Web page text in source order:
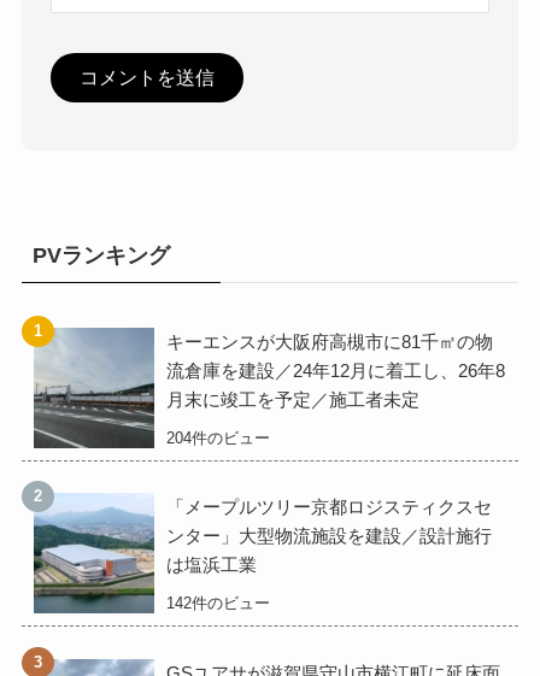
PVランキング
キーエンスが大阪府高槻市に81千㎡の物
流倉庫を建設／24年12月に着工し、26年8
月末に竣工を予定／施工者未定
204件のビュー
「メープルツリー京都ロジスティクスセ
ンター」大型物流施設を建設／設計施行
は塩浜工業
142件のビュー